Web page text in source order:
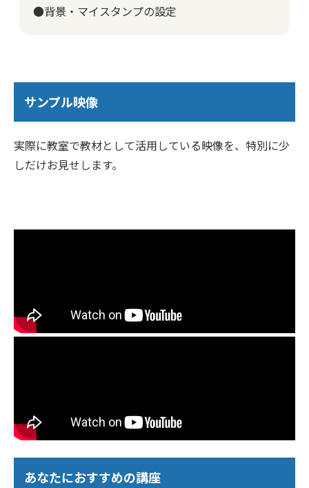
●背景・マイスタンプの設定
サンプル映像
実際に教室で教材として活用している映像を、特別に少
しだけお見せします。
あなたにおすすめの講座